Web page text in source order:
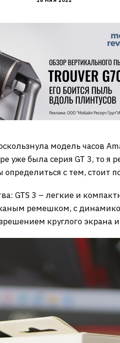
модель часов
уже была серия GT 3, то я
с тем, стоит
GTS 3 – легкие и
ремешком, с
круглого